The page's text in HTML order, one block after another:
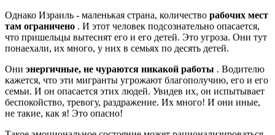
Однако Израиль - маленькая страна, количество рабочих мест
там ограничено . И этот человек подсознательно опасается,
что пришельцы вытеснят его и его детей. Это угроза. Они тут
понаехали, их много, у них в семьях по десять детей.
Они энергичные, не чураются никакой работы . Водителю
кажется, что эти мигранты угрожают благополучию, его и его
семьи. И он опасается этих людей. Увидев их, он испытывает
беспокойство, тревогу, раздражение. Их много! И они иные,
не такие, как я! Это опасно!